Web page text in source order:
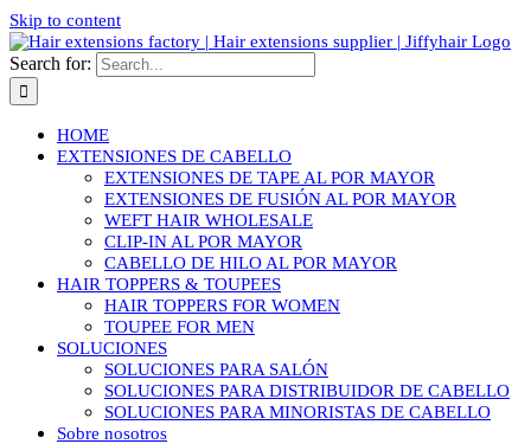
Skip to content
Search for:
HOME
EXTENSIONES DE CABELLO
EXTENSIONES DE TAPE AL POR MAYOR
EXTENSIONES DE FUSIÓN AL POR MAYOR
WEFT HAIR WHOLESALE
CLIP-IN AL POR MAYOR
CABELLO DE HILO AL POR MAYOR
HAIR TOPPERS & TOUPEES
HAIR TOPPERS FOR WOMEN
TOUPEE FOR MEN
SOLUCIONES
SOLUCIONES PARA SALÓN
SOLUCIONES PARA DISTRIBUIDOR DE CABELLO
SOLUCIONES PARA MINORISTAS DE CABELLO
Sobre nosotros